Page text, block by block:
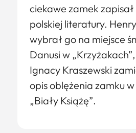
ciekawe zamek
polskiej literatury.
wybrał go na miejsce
Danusi w
Ignacy Kraszewski
opis oblężenia zamku
„Biały Książę”.